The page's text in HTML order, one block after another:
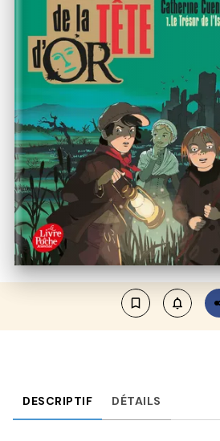
bookmark_border
DESCRIPTIF DÉTAILS